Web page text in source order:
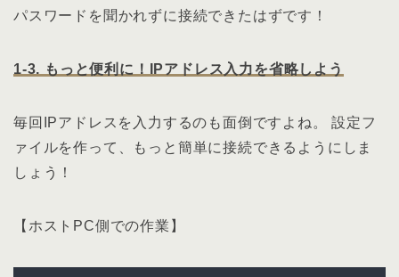
パスワードを聞かれずに接続できたはずです！
1-3. もっと便利に！IPアドレス入力を省略しよう
毎回IPアドレスを入力するのも面倒ですよね。 設定フ
ァイルを作って、もっと簡単に接続できるようにしま
しょう！
【ホストPC側での作業】